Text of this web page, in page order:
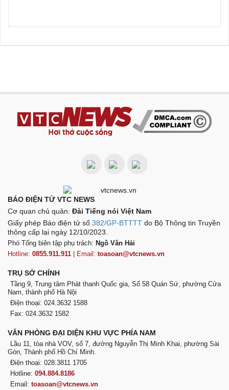
BÁO ĐIỆN TỬ VTC NEWS
Cơ quan chủ quản: Đài Tiếng nói Việt Nam
Giấy phép Báo điện tử số 382/GP-BTTTT do Bộ Thông tin Truyền
thông cấp lại ngày 12/10/2023.
Phó Tổng biên tập phụ trách: Ngô Văn Hải
Hotline: 0855.911.911 | Email: toasoan@vtcnews.vn
TRỤ SỞ CHÍNH
Tầng 9, Trung tâm Phát thanh Quốc gia, Số 58 Quán Sứ, phường Cửa
Nam, thành phố Hà Nội
Điện thoại: 024.3632 1588
Fax: 024.3632 1582
VĂN PHÒNG ĐẠI DIỆN KHU VỰC PHÍA NAM
Lầu 11, tòa nhà VOV, số 7, đường Nguyễn Thị Minh Khai, phường Sài
Gòn, Thành phố Hồ Chí Minh.
Điện thoại: 028.3811 1705
Hotline: 094.884.8186
Email: toasoan@vtcnews.vn